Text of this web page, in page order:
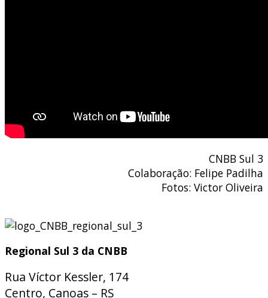
CNBB Sul 3
Colaboração: Felipe Padilha
Fotos: Victor Oliveira
Regional Sul 3 da CNBB
Rua Víctor Kessler, 174
Centro, Canoas – RS